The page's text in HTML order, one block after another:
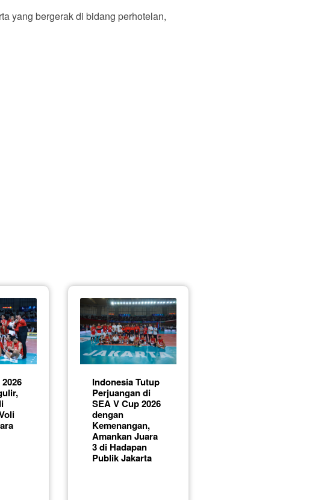
yang bergerak di bidang perhotelan,
Indonesia Tutup
Perjuangan di
SEA V Cup 2026
dengan
Kemenangan,
Amankan Juara
3 di Hadapan
Publik Jakarta